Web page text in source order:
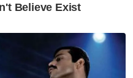
rampas syabu
disyor didakwa
minta wang